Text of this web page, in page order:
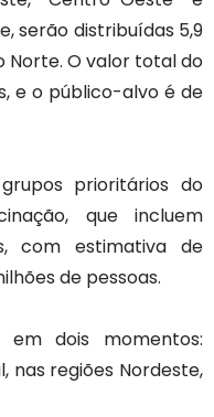
serão distribuídas 5,9
Norte. O valor total do
e o público-alvo é de
prioritários do
que incluem
com estimativa de
de pessoas.
dois momentos:
nas regiões Nordeste,